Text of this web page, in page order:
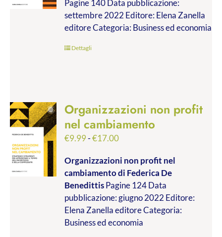
€9.99
a
€19.00
Pagine 140 Data pubblicazione:
settembre 2022 Editore: Elena Zanella
editore Categoria: Business ed economia
Dettagli
Organizzazioni non profit
nel cambiamento
€9.99-€17.00Fascia
prezzo:
da
€9.99
a
€17.00
Organizzazioni non profit nel
cambiamentodi Federica De
BenedittisPagine 124 Data
pubblicazione: giugno 2022 Editore:
Elena Zanella editore Categoria:
Business ed economia